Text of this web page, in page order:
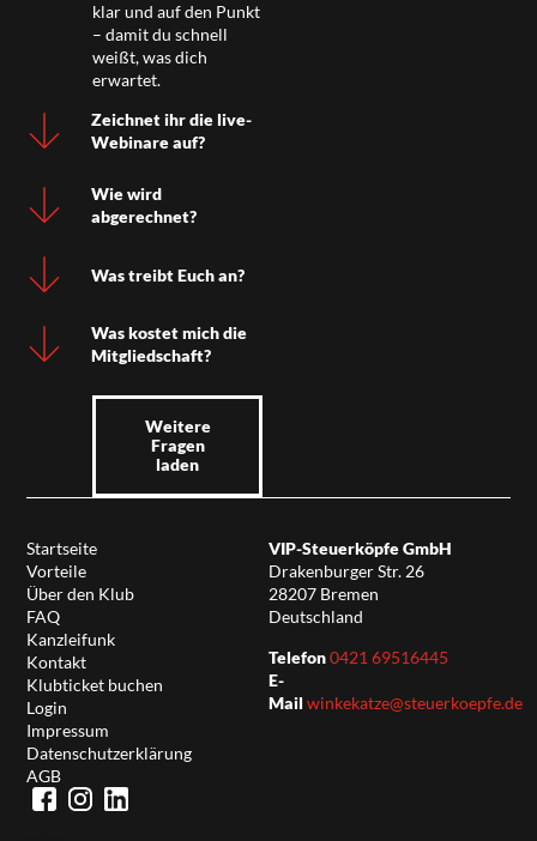
klar und auf den Punkt
– damit du schnell
weißt, was dich
erwartet.
Zeichnet ihr die live-
Webinare auf?
Wie wird
abgerechnet?
Was treibt Euch an?
Was kostet mich die
Mitgliedschaft?
Weitere
Fragen
laden
Startseite
Vorteile
Über den Klub
FAQ
Kanzleifunk
Kontakt
Klubticket buchen
Login
Impressum
Datenschutzerklärung
AGB
VIP-Steuerköpfe GmbH
Drakenburger Str. 26
28207 Bremen
Deutschland
Telefon0421 69516445
E-
Mail winkekatze@steuerkoepfe.de